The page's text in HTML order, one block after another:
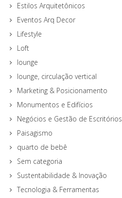
Estilos Arquitetônicos
Eventos Arq Decor
Lifestyle
Loft
lounge
lounge, circulação vertical
Marketing & Posicionamento
Monumentos e Edifícios
Negócios e Gestão de Escritórios
Paisagismo
quarto de bebê
Sem categoria
Sustentabilidade & Inovação
Tecnologia & Ferramentas